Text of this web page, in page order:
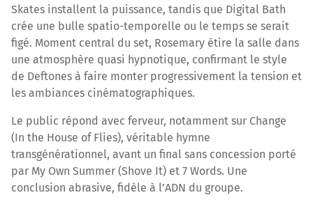
Skates installent la puissance, tandis que Digital Bath
crée une bulle spatio-temporelle ou le temps se serait
figé. Moment central du set, Rosemary étire la salle dans
une atmosphère quasi hypnotique, confirmant le style
de Deftones à faire monter progressivement la tension et
les ambiances cinématographiques.
Le public répond avec ferveur, notamment sur Change
(In the House of Flies), véritable hymne
transgénérationnel, avant un final sans concession porté
par My Own Summer (Shove It) et 7 Words. Une
conclusion abrasive, fidèle à l’ADN du groupe.